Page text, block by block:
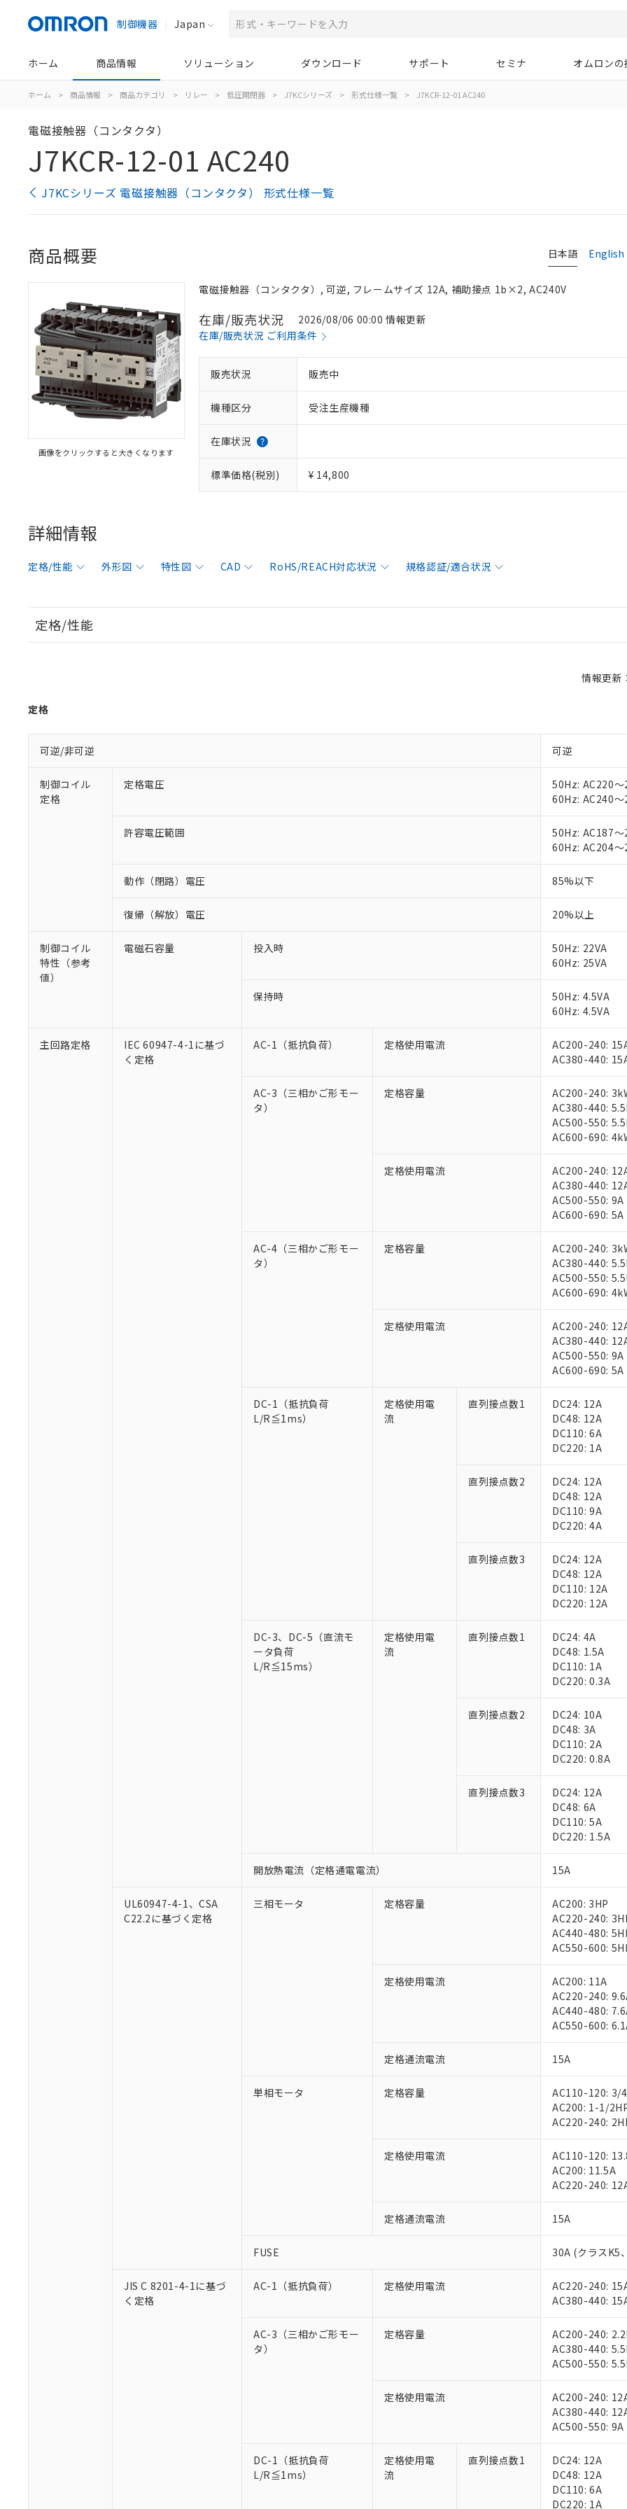
制御機器 Japan
ホーム 商品情報 ソリューション ダウンロード サポート セミナ オムロン
ホーム > 商品情報 > 商品カテゴリ > リレー > 低圧開閉器 > J7KCシリーズ > 形式仕様一覧 > J7KCR-12-01 AC240
電磁接触器（コンタクタ）
J7KCR-12-01 AC240
J7KCシリーズ 電磁接触器（コンタクタ） 形式仕様一覧
日本語 English
商品概要
画像をクリックすると大きくなります
電磁接触器（コンタクタ）, 可逆, フレームサイズ 12A, 補助接点 1b×2, AC240V
在庫/販売状況
2026/08/06 00:00 情報更新
在庫/販売状況 ご利用条件
販売状況 販売中
機種区分 受注生産機種
在庫状況
標準価格(税別) ¥ 14,800
詳細情報
定格/性能 外形図 特性図 CAD RoHS/REACH対応状況 規格認証/適合状況
定格/性能
情報更新
定格
可逆/非可逆 可逆
制御コイル
定格
定格電圧
50Hz: AC220～
60Hz: AC240～
許容電圧範囲
50Hz: AC187～
60Hz: AC204～
動作（閉路）電圧 85%以下
復帰（解放）電圧 20%以上
制御コイル
特性（参考
値）
電磁石容量 投入時
50Hz: 22VA
60Hz: 25VA
保持時
50Hz: 4.5VA
60Hz: 4.5VA
主回路定格
IEC 60947-4-1に基づ
く定格
AC-1（抵抗負荷） 定格使用電流
AC200-240:
AC380-440:
AC-3（三相かご形モー
タ）
定格容量
AC200-240:
AC380-440:
AC500-550:
AC600-690:
定格使用電流
AC200-240:
AC380-440:
AC500-550: 9A
AC600-690: 5A
AC-4（三相かご形モー
タ）
定格容量
AC200-240:
AC380-440:
AC500-550:
AC600-690:
定格使用電流
AC200-240:
AC380-440:
AC500-550: 9A
AC600-690: 5A
DC-1（抵抗負荷
L/R≦1ms）
定格使用電
流
直列接点数1
DC24: 12A
DC48: 12A
DC110: 6A
DC220: 1A
直列接点数2
DC24: 12A
DC48: 12A
DC110: 9A
DC220: 4A
直列接点数3
DC24: 12A
DC48: 12A
DC110: 12A
DC220: 12A
DC-3、DC-5（直流モ
ータ負荷
L/R≦15ms）
定格使用電
流
直列接点数1
DC24: 4A
DC48: 1.5A
DC110: 1A
DC220: 0.3A
直列接点数2
DC24: 10A
DC48: 3A
DC110: 2A
DC220: 0.8A
直列接点数3
DC24: 12A
DC48: 6A
DC110: 5A
DC220: 1.5A
開放熱電流（定格通電電流） 15A
UL60947-4-1、CSA
C22.2に基づく定格
三相モータ 定格容量
AC200: 3HP
AC220-240:
AC440-480:
AC550-600:
定格使用電流
AC200: 11A
AC220-240:
AC440-480:
AC550-600:
定格通流電流 15A
単相モータ 定格容量
AC110-120: 3/
AC200: 1-1/
AC220-240:
定格使用電流
AC110-120:
AC200: 11.5A
AC220-240:
定格通流電流 15A
FUSE 30A (クラスK5
JIS C 8201-4-1に基づ
く定格
AC-1（抵抗負荷） 定格使用電流
AC220-240:
AC380-440:
AC-3（三相かご形モー
タ）
定格容量
AC200-240:
AC380-440:
AC500-550:
定格使用電流
AC200-240:
AC380-440:
AC500-550: 9A
DC-1（抵抗負荷
L/R≦1ms）
定格使用電
流
直列接点数1
DC24: 12A
DC48: 12A
DC110: 6A
DC220: 1A
以下の条件をお読みいただき、同意のうえご利用ください。
本サービスは、当社制御機器事業取扱商品の当社在庫状況および標準価格(税抜)を
当社制御機器事業取扱商品の中には、本サービスの対象外となる商品もあること
のであり、閲覧された時点での実際の在庫および標準価格とは異なる場合がある
正式な納期状況および標準価格はお客様のお取引先、またはお客様担当のオムロ
」をご確認くだ
在庫状況および標準価格結果を当社の事前の承諾なく第三者に漏洩または開示し
す。
マイパーツ機能（部品リスト作成サービス）をご利用いただくには、I-Webメンバ
お客様が当ウェブサイト上で当社にご登録された部品リストについて、当社およ
が、当社の製品・サービスに関するお客様との取引・商談に必要な範囲で利用す
の「1.共同利用者の
対応済み：EU RoHS指令（10物質）の非含有に対応した製品が提供可能な商品です
対応予定：EU RoHS指令（10物質）の非含有に対応した製品に切り替える予定のある商
対応予定なし：EU RoHS指令（10物質）の非含有に非対応の商品で、対応品を出す予
調査・確認中：EU RoHS指令（10物質）の非含有の対応状況を調査中または確認中の商
非該当品：ライセンス料など無形物で、有害物質有無と関係のない商品です。
六価クロム(Cr(Ⅵ)) 1000ppm以下、ポリ臭化ビフェニル類(PBB) 1000ppm以下、ポリ臭化ジフェニルエーテル類
但し、RoHS指令で産業用監視および制御機器に対する適用除外項目は除く。
フタル酸エステル類の４物質については閾値を超える意図的な使用がないことを確認しています。
部品在庫の切り替え状況などにより、予定月が前後することがあります。
※本証明書は発行日時点で非含有を証明するもので、過去に遡って非含有を証明するも
また、RoHS指令のフタル酸エステル類４物質の対応では、対応完了までの期間は出
既に当社にて対応品への在庫切替を完了していることから、特段のことがない限り、
「○」：最大均質材料含有率が中国RoHSの基準値以下であることを示します。
「×」：最大均質材料含有率が中国RoHSの基準値を超えていることを示します。
Pb(鉛) :1000ppm、 Hg(水銀) : 1000ppm、 Cd(カドミウム) : 100ppm、
Cr(Ⅵ)(六価クロム) : 1000ppm、 PBBs(ポリ臭化ビフェニル類) : 1000ppm、 PBDEs(ポリ臭化ジフェニルエーテ
DBP(フタル酸ジブチル) : 1000ppm、 DIBP(フタル酸ジイソブチル) : 1000ppm、 BBP(フタル酸ブチルベンジル)
「ｅ」：有害物質（10物質）のすべてが基準値以下であることを示します。
「10」：通常の使用状況下において有害物質が外部に漏えいし、環境に深刻な影響を及
当社は、これら貴社製品のうち、外国為替および外国貿易法に定める商品（以下｢
う）を輸出または国外への提供する場合は、日本国政府の輸出許可(または役務取
当社は貴社製品を、核兵器、ミサイル、化学兵器、生物兵器またはその他武器並
当社は、貴社製品を第三者に販売する場合は、上記1、2および3の内容を当該第三
また当社は、販売先および販売に係わる関係者が違法に輸出するおそれがある場
たしません。
キャンセル
在庫なし(最新の在庫状況については、お客様のお取引先、またはお客様担当
機器販売店・当社販売員にご確認ください)